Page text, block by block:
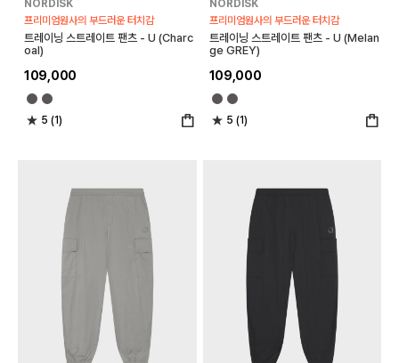
NORDISK
프리미엄원사의 부드러운 터치감
트레이닝 스트레이트 팬츠 - U (Charc
oal)
109,000
5 (1)
NORDISK
프리미엄원사의 부드러운 터치감
트레이닝 스트레이트 팬츠 - U (Melan
ge GREY)
109,000
5 (1)